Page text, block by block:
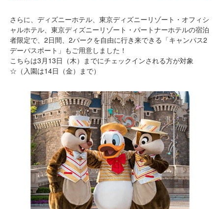
さらに、ディズニーホテル、東京ディズニーリゾート・オフィシ
ャルホテル、東京ディズニーリゾート・パートナーホテルの宿泊
者限定で、2日間、2パークを自由に行き来できる「キャンパス2
デーパスポート」もご用意しました！
こちらは3月13日（木）までにチェックインされる方が対象
☆（入園は14日（金）まで）